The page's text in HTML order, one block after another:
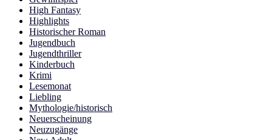
High Fantasy
Highlights
Historischer Roman
Jugendbuch
Jugendthriller
Kinderbuch
Krimi
Lesemonat
Liebling
Mythologie/historisch
Neuerscheinung
Neuzugänge